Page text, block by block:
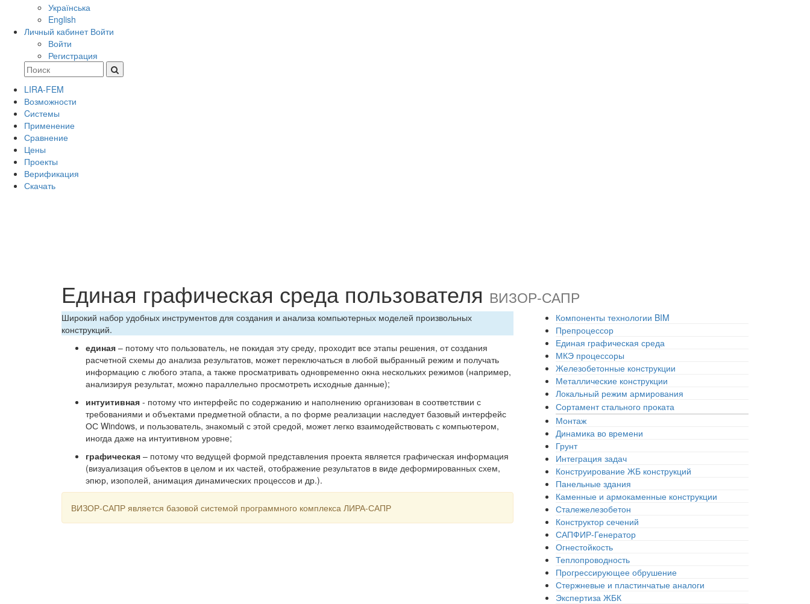
Українська
English
Личный кабинет Войти
Войти
Регистрация
LIRA-FEM
Возможности
Cистемы
Применение
Сравнение
Цены
Проекты
Верификация
Скачать
Единая графическая среда пользователя ВИЗОР-САПР
Широкий набор удобных инструментов для создания и анализа компьютерных моделей произвольных
конструкций.
единая – потому что пользователь, не покидая эту среду, проходит все этапы решения, от создания
расчетной схемы до анализа результатов, может переключаться в любой выбранный режим и получать
информацию с любого этапа, а также просматривать одновременно окна нескольких режимов (например,
анализируя результат, можно параллельно просмотреть исходные данные);
интуитивная - потому что интерфейс по содержанию и наполнению организован в соответствии с
требованиями и объектами предметной области, а по форме реализации наследует базовый интерфейс
ОС Windows, и пользователь, знакомый с этой средой, может легко взаимодействовать с компьютером,
иногда даже на интуитивном уровне;
графическая – потому что ведущей формой представления проекта является графическая информация
(визуализация объектов в целом и их частей, отображение результатов в виде деформированных схем,
эпюр, изополей, анимация динамических процессов и др.).
ВИЗОР-САПР является базовой системой программного комплекса ЛИРА-САПР
Компоненты технологии BIM
Препроцессор
Единая графическая среда
МКЭ процессоры
Железобетонные конструкции
Металлические конструкции
Локальный режим армирования
Сортамент стального проката
Монтаж
Динамика во времени
Грунт
Интеграция задач
Конструирование ЖБ конструкций
Панельные здания
Каменные и армокаменные конструкции
Сталежелезобетон
Конструктор сечений
САПФИР-Генератор
Огнестойкость
Теплопроводность
Прогрессирующее обрушение
Стержневые и пластинчатые аналоги
Экспертиза ЖБК